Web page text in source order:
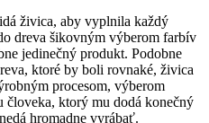
živica, aby vyplnila každý
dreva šikovným výberom farbív
jedinečný produkt. Podobne
ktoré by boli rovnaké, živica
procesom, výberom
ktorý mu dodá konečný
hromadne vyrábať.